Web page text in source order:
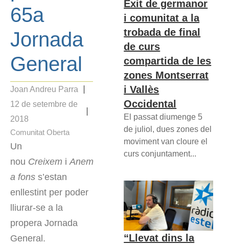
65a
Jornada
General
Joan Andreu Parra
12 de setembre de
2018
Comunitat Oberta
Un
nou Creixem iAnem
a fons s’estan
enllestint per poder
lliurar-se a la
propera Jornada
General.
Èxit de germanor
i comunitat a la
trobada de final
de curs
compartida de les
zones Montserrat
i Vallès
Occidental
El passat diumenge 5
de juliol, dues zones del
moviment van cloure el
curs conjuntament...
“Llevat dins la